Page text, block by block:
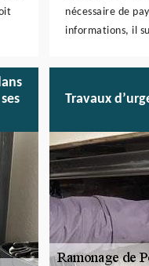
nécessaire de
informations, il
Travaux